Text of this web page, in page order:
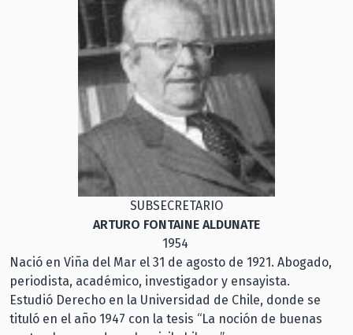
SUBSECRETARIO
ARTURO FONTAINE ALDUNATE
1954
Nació en Viña del Mar el 31 de agosto de 1921. Abogado,
periodista, académico, investigador y ensayista.
Estudió Derecho en la Universidad de Chile, donde se
tituló en el año 1947 con la tesis “La noción de buenas